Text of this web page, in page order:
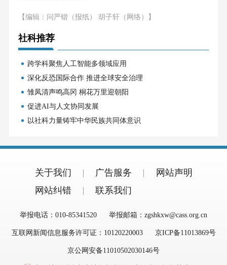
【编辑：问严锴（报纸） 胡子轩（网络）】
社科推荐
跨学科聚焦人工智能多领域应用
深化反恐国际合作 推进全球安全治理
雏凤清声鸣高冈 桐花万里迎朝阳
促进AI与人文协同发展
以社科力量铸牢中华民族共同体意识
关于我们 广告服务
网站声明
网站纠错
联系我们
举报电话：010-85341520 举报邮箱：zgshkxw@cass.org.cn
互联网新闻信息服务许可证：10120220003 京ICP备11013869号
京公网安备11010502030146号